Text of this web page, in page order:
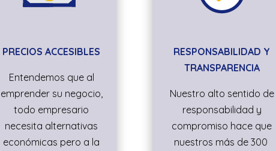
PRECIOS ACCESIBLES
Entendemos que al
emprender su negocio,
todo empresario
necesita alternativas
económicas pero a la
RESPONSABILIDAD Y
TRANSPARENCIA
Nuestro alto sentido de
responsabilidad y
compromiso hace que
nuestros más de 300